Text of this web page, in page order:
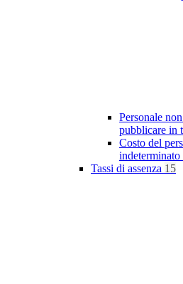
Personale
pubblicare in
Costo del
Tassi di assenza 15